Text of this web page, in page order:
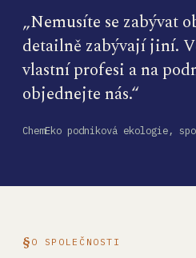
„Nemusíte se zabývat
detailně zabývají jiní.
vlastní profesi a na
objednejte nás.“
ChemEko podniková ekologie,
O SPOLEČNOSTI